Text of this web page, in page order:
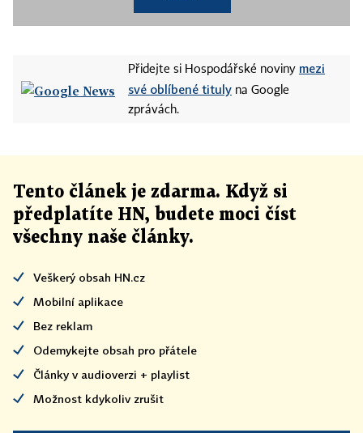
Přidejte si Hospodářské noviny mezi
své oblíbené tituly na Google
zprávách.
Tento článek je zdarma. Když si
předplatíte HN, budete moci číst
všechny naše články.
Veškerý obsah HN.cz
Mobilní aplikace
Bez reklam
Odemykejte obsah pro přátele
Články v audioverzi + playlist
Možnost kdykoliv zrušit